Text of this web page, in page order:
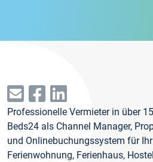
Professionelle Vermieter in über
Beds24 als Channel Manager,
und Onlinebuchungssystem für
Ferienwohnung, Ferienhaus,